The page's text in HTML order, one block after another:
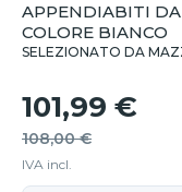
APPENDIABITI DA
COLORE BIANCO
SELEZIONATO DA
101,99 €
108,00 €
IVA incl.